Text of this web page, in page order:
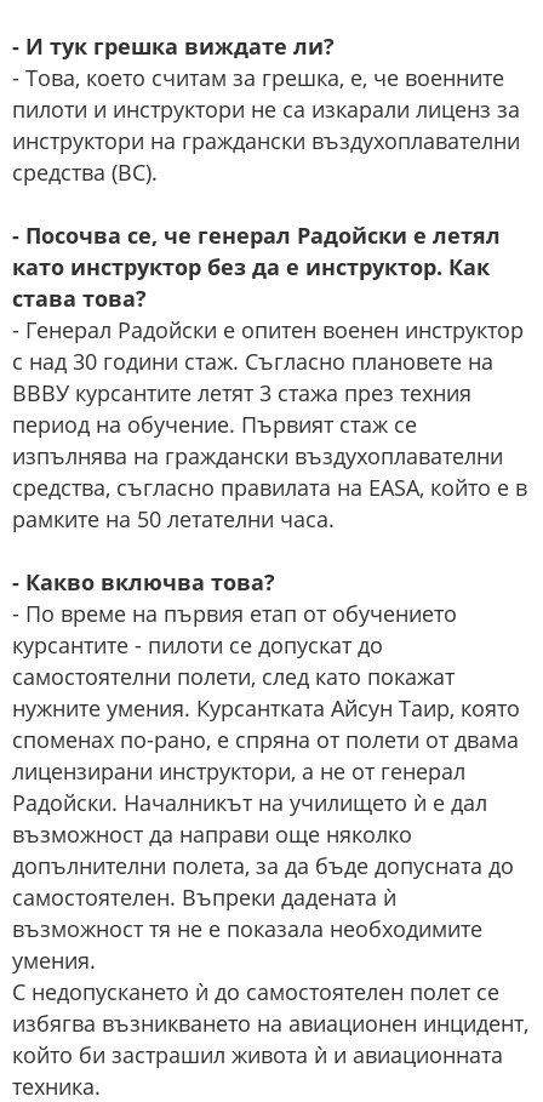
- И тук грешка виждате ли?
- Това, което считам за грешка, е, че военните
пилоти и инструктори не са изкарали лиценз за
инструктори на граждански въздухоплавателни
средства (ВС).
- Посочва се, че генерал Радойски е летял
като инструктор без да е инструктор. Как
става това?
- Генерал Радойски е опитен военен инструктор
с над 30 години стаж. Съгласно плановете на
ВВВУ курсантите летят 3 стажа през техния
период на обучение. Първият стаж се
изпълнява на граждански въздухоплавателни
средства, съгласно правилата на EASA, който е в
рамките на 50 летателни часа.
- Какво включва това?
- По време на първия етап от обучението
курсантите - пилоти се допускат до
самостоятелни полети, след като покажат
нужните умения. Курсантката Айсун Таир, която
споменах по-рано, е спряна от полети от двама
лицензирани инструктори, а не от генерал
Радойски. Началникът на училището ѝ е дал
възможност да направи още няколко
допълнителни полета, за да бъде допусната до
самостоятелен. Въпреки дадената ѝ
възможност тя не е показала необходимите
умения.
С недопускането ѝ до самостоятелен полет се
избягва възникването на авиационен инцидент,
който би застрашил живота ѝ и авиационната
техника.